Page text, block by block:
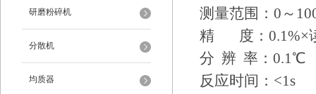
研磨粉碎机
分散机
均质器
测量范围：0～
精 度：0.1%×
分 辨 率：0.1℃
反应时间：<1s